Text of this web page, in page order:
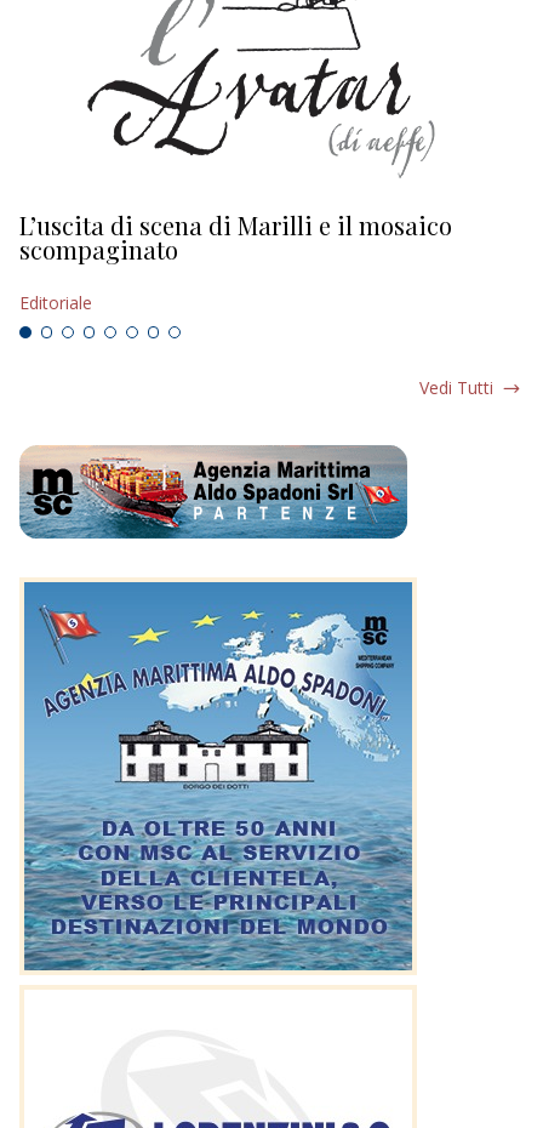
L’uscita di scena di Marilli e il mosaico
scompaginato
Editoriale
Vedi Tutti